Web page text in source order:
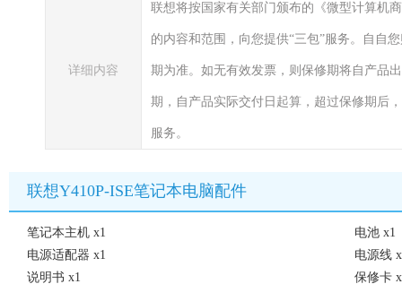
详细内容
联想将按国家有关部门颁布的《微型计算机
的内容和范围，向您提供“三包”服务。自自
期为准。如无有效发票，则保修期将自产品
期，自产品实际交付日起算，超过保修期后
服务。
联想Y410P-ISE笔记本电脑配件
笔记本主机 x1
电池 x1
电源适配器 x1
电源线
说明书 x1
保修卡